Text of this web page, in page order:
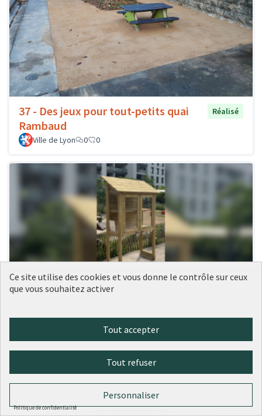
37 - Des jeux pour tout-petits quai
Rambaud
Réalisé
Ville de Lyon 0 0
9ème
Ce site utilise des cookies et vous donne le contrôle sur ceux
que vous souhaitez activer
Tout accepter
Tout refuser
Personnaliser
Politique de confidentialité